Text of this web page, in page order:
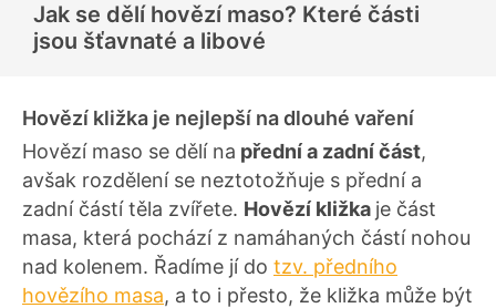
n
o
c
e
Jak se dělí hovězí maso? Které části
jsou šťavnaté a libové
Hovězí kližka je nejlepší na dlouhé vaření
Hovězí maso se dělí na přední a zadní část,
avšak rozdělení se neztotožňuje s přední a
zadní částí těla zvířete. Hovězí kližka je část
masa, která pochází z namáhaných částí nohou
nad kolenem. Řadíme jí do tzv. předního
hovězího masa, a to i přesto, že kližka může být